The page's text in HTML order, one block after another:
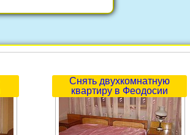
Снять двухкомнатную
квартиру в Феодосии